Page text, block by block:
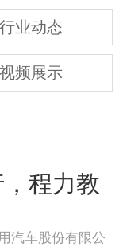
行业动态
视频展示
程力教
汽车股份有限公